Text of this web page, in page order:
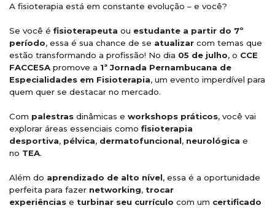
A fisioterapia está em constante evolução – e você?
Se você é fisioterapeuta ou estudante a partir do 7º
período, essa é sua chance de se atualizar com temas que
estão transformando a profissão! No dia 05 de julho, o CCE
FACCESA promove a 1ª Jornada Pernambucana de
Especialidades em Fisioterapia, um evento imperdível para
quem quer se destacar no mercado.
Com palestras dinâmicas e workshops práticos, você vai
explorar áreas essenciais como fisioterapia
desportiva, pélvica, dermatofuncional, neurológica e
no TEA.
Além do aprendizado de alto nível, essa é a oportunidade
perfeita para fazer networking, trocar
experiências e turbinar seu currículo com um certificado